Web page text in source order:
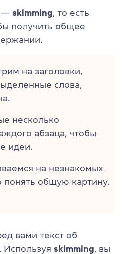
— skimming , то есть
получить общее
на заголовки,
слова,
несколько
абзаца, чтобы
идеи.
на незнакомых
общую картину.
вами текст об
Используя skimming , вы